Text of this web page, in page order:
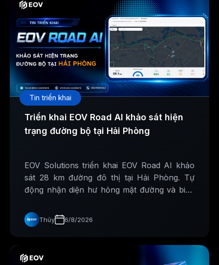
Tin triển khai
Triển khai EOV Road AI khảo sát hiện
trạng đường bộ tại Hải Phòng
EOV Solutions triển khai EOV Road AI khảo
sát 28 km đường đô thị tại Hải Phòng. Tự
động nhận diện hư hỏng mặt đường và biển
phục vụ công tác quản lý, bảo trì hạ tầng.
Thủy 6/8/2026